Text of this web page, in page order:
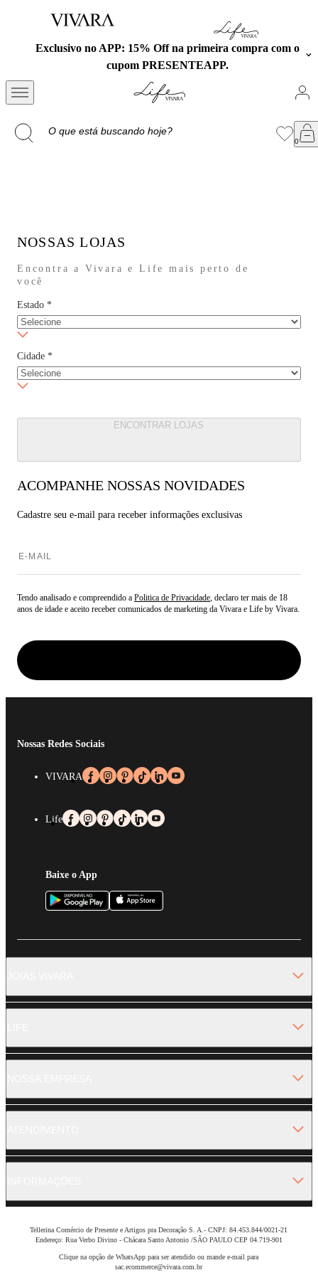
Exclusivo no APP: 15% Off na primeira compra com o
cupom PRESENTEAPP.
NOSSAS LOJAS
Encontra a Vivara e Life mais perto de
você
Estado *
Cidade *
ENCONTRAR LOJAS
ACOMPANHE NOSSAS NOVIDADES
Cadastre seu e-mail para receber informações exclusivas
Tendo analisado e compreendido a Politica de Privacidade, declaro ter mais de 18
anos de idade e aceito receber comunicados de marketing da Vivara e Life by Vivara.
Nossas Redes Sociais
VIVARA
Life
Baixe o App
Tellerina Comércio de Presente e Artigos pra Decoração S. A.- CNPJ: 84.453.844/0021-21
Endereço: Rua Verbo Divino - Chácara Santo Antonio /SÃO PAULO CEP 04.719-901
Clique na opção de WhatsApp para ser atendido ou mande e-mail para
sac.ecommerce@vivara.com.br